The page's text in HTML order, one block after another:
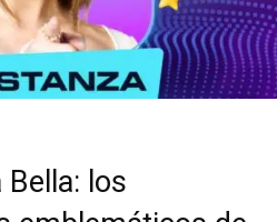
Bella: los